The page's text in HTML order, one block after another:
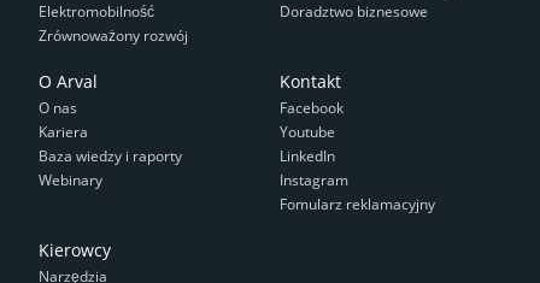
Elektromobilność
Zrównoważony rozwój
Doradztwo biznesowe
O Arval
O nas
Kariera
Baza wiedzy i raporty
Webinary
Kontakt
Facebook
Youtube
LinkedIn
Instagram
Fomularz reklamacyjny
Kierowcy
Narzędzia